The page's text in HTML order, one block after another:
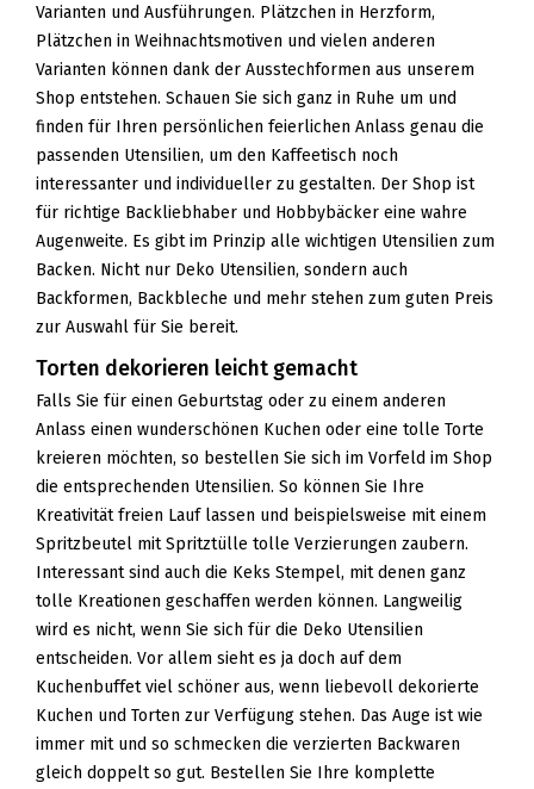
Varianten und Ausführungen. Plätzchen in Herzform,
Plätzchen in Weihnachtsmotiven und vielen anderen
Varianten können dank der Ausstechformen aus unserem
Shop entstehen. Schauen Sie sich ganz in Ruhe um und
finden für Ihren persönlichen feierlichen Anlass genau die
passenden Utensilien, um den Kaffeetisch noch
interessanter und individueller zu gestalten. Der Shop ist
für richtige Backliebhaber und Hobbybäcker eine wahre
Augenweite. Es gibt im Prinzip alle wichtigen Utensilien zum
Backen. Nicht nur Deko Utensilien, sondern auch
Backformen, Backbleche und mehr stehen zum guten Preis
zur Auswahl für Sie bereit.
Torten dekorieren leicht gemacht
Falls Sie für einen Geburtstag oder zu einem anderen
Anlass einen wunderschönen Kuchen oder eine tolle Torte
kreieren möchten, so bestellen Sie sich im Vorfeld im Shop
die entsprechenden Utensilien. So können Sie Ihre
Kreativität freien Lauf lassen und beispielsweise mit einem
Spritzbeutel mit Spritztülle tolle Verzierungen zaubern.
Interessant sind auch die Keks Stempel, mit denen ganz
tolle Kreationen geschaffen werden können. Langweilig
wird es nicht, wenn Sie sich für die Deko Utensilien
entscheiden. Vor allem sieht es ja doch auf dem
Kuchenbuffet viel schöner aus, wenn liebevoll dekorierte
Kuchen und Torten zur Verfügung stehen. Das Auge ist wie
immer mit und so schmecken die verzierten Backwaren
gleich doppelt so gut. Bestellen Sie Ihre komplette